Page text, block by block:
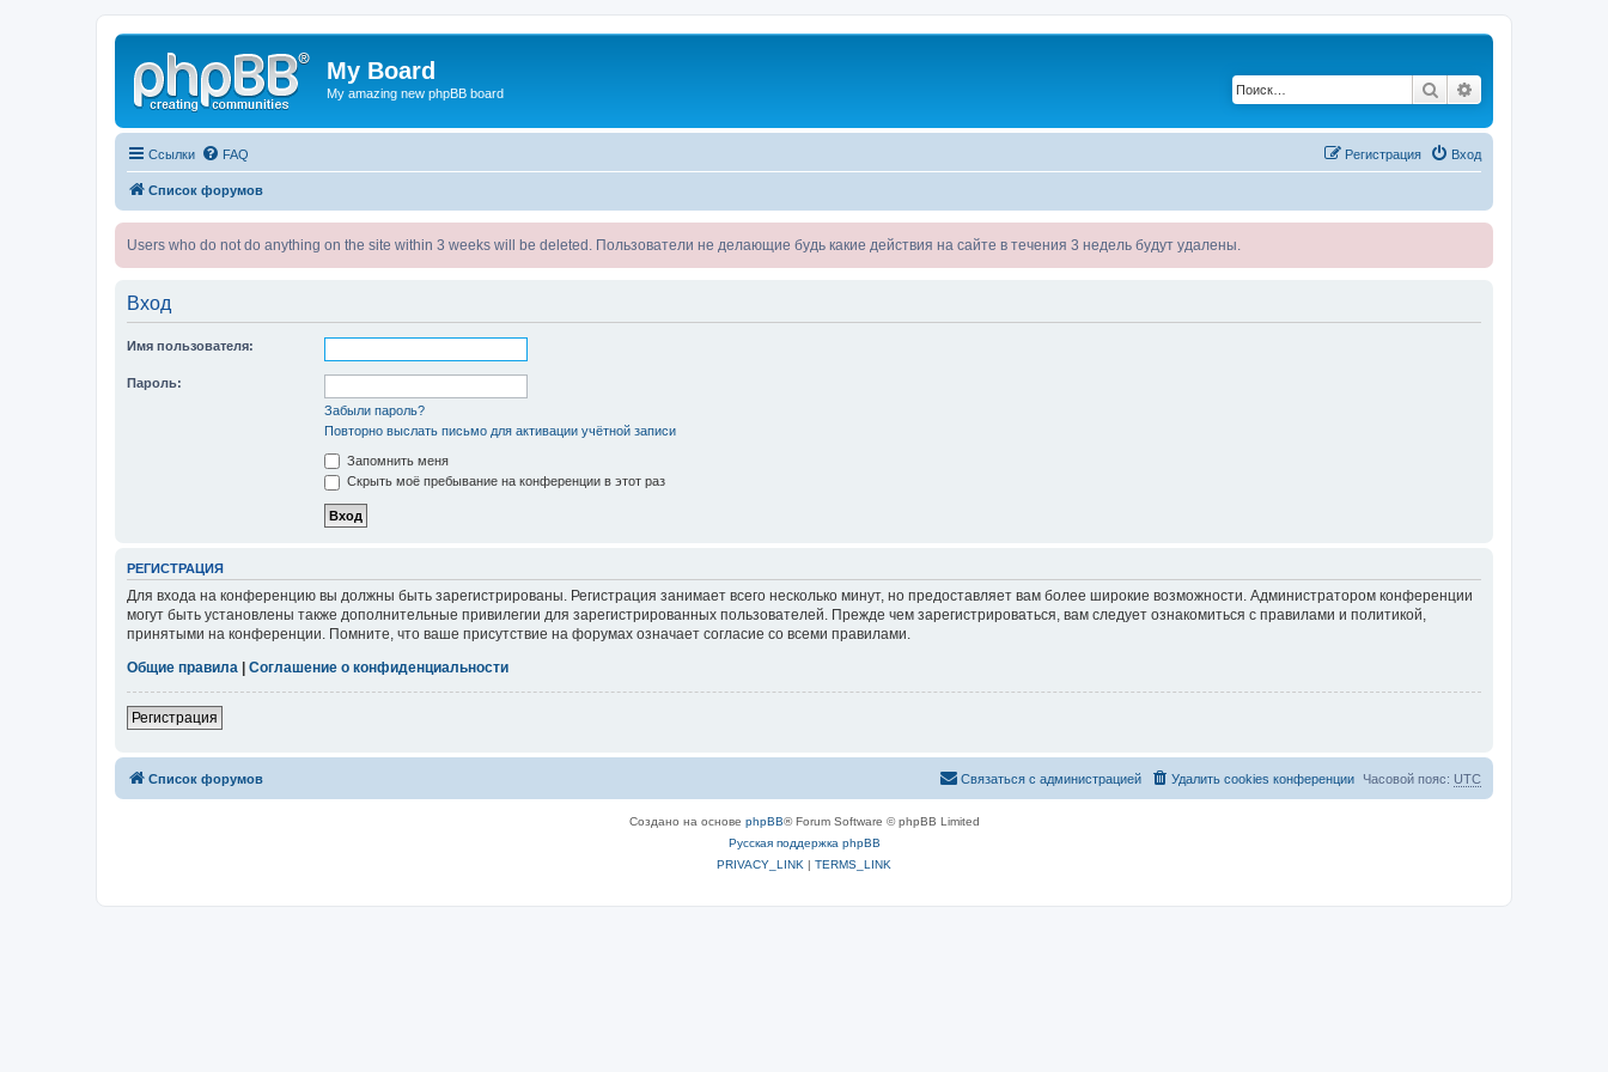
My Board
My amazing new phpBB board Поиск
Ссылки FAQ Вход
Регистрация
Список форумов
Users who do not do anything on the site within 3 weeks will be deleted. Пользователи не делающие будь какие действия на сайте в течения 3 недель будут удалены.
Вход
Имя пользователя:
Пароль:
Забыли пароль?
Повторно выслать письмо для активации учётной записи
Запомнить меня
Скрыть моё пребывание на конференции в этот раз
РЕГИСТРАЦИЯ
Для входа на конференцию вы должны быть зарегистрированы. Регистрация занимает всего несколько минут, но предоставляет вам более широкие возможности. Администратором конференции
могут быть установлены также дополнительные привилегии для зарегистрированных пользователей. Прежде чем зарегистрироваться, вам следует ознакомиться с правилами и политикой,
принятыми на конференции. Помните, что ваше присутствие на форумах означает согласие со всеми правилами.
Общие правила
Соглашение о конфиденциальности
Регистрация
Список форумов Часовой пояс: UTC
Удалить cookies конференции
Связаться с администрацией
Создано на основе phpBB® Forum Software © phpBB Limited
Русская поддержка phpBB
PRIVACY_LINK | TERMS_LINK